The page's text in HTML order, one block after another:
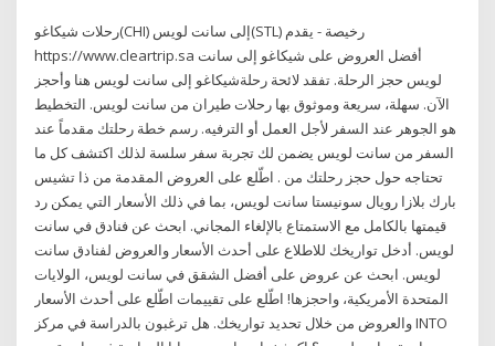
رحلات شيكاغو(CHI) إلى سانت لويس(STL) رخيصة - يقدم
https://www.cleartrip.sa أفضل العروض على شيكاغو إلى سانت
لويس حجز الرحلة. تفقد لائحة رحلةشيكاغو إلى سانت لويس هنا وأحجز
الآن. سهلة، سريعة وموثوق بها رحلات طيران من سانت لويس. التخطيط
هو الجوهر عند السفر لأجل العمل أو الترفيه. رسم خطة رحلتك مقدماً عند
السفر من سانت لويس يضمن لك تجربة سفر سلسة لذلك اكتشف كل ما
تحتاجه حول حجز رحلتك من . اطّلع على العروض المقدمة من ذا تشيس
بارك بلازا رويال سونيستا سانت لويس، بما في ذلك الأسعار التي يمكن رد
قيمتها بالكامل مع الاستمتاع بالإلغاء المجاني. ابحث عن فنادق في سانت
لويس. أدخل تواريخك للاطلاع على أحدث الأسعار والعروض لفنادق سانت
لويس. ابحث عن عروض على أفضل الشقق في سانت لويس، الولايات
المتحدة الأمريكية، واحجزها! اطّلع على تقييمات اطّلع على أحدث الأسعار
والعروض من خلال تحديد تواريخك. هل ترغبون بالدراسة في مركز INTO